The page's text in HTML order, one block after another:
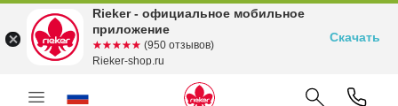
Rieker - официальное мобильное
приложение
☆☆☆☆☆
★★★★★ (950 отзывов)
Rieker-shop.ru
Скачать